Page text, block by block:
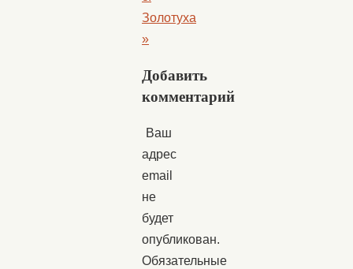
Золотуха
»
Добавить
комментарий
Ваш
адрес
email
не
будет
опубликован.
Обязательные